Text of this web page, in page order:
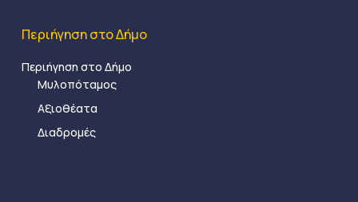
Περιήγηση στο Δήμο
Περιήγηση στο Δήμο
Μυλοπόταμος
Αξιοθέατα
Διαδρομές